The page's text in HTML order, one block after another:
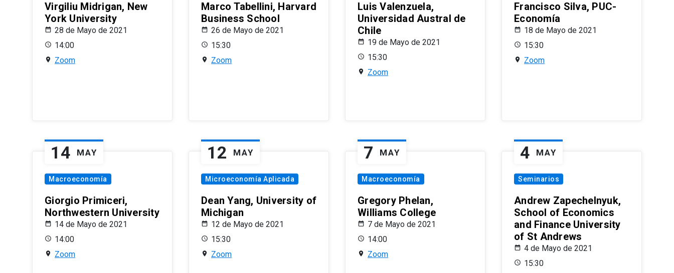
Virgiliu Midrigan, New
York University
28 de Mayo de 2021
14:00
Zoom
Marco Tabellini, Harvard
Business School
26 de Mayo de 2021
15:30
Zoom
Luis Valenzuela,
Universidad Austral de
Chile
19 de Mayo de 2021
15:30
Zoom
Francisco Silva, PUC-
Economía
18 de Mayo de 2021
15:30
Zoom
14 MAY
Macroeconomía
Giorgio Primiceri,
Northwestern University
14 de Mayo de 2021
14:00
Zoom
12 MAY
Microeconomía Aplicada
Dean Yang, University of
Michigan
12 de Mayo de 2021
15:30
Zoom
7 MAY
Macroeconomía
Gregory Phelan,
Williams College
7 de Mayo de 2021
14:00
Zoom
4 MAY
Seminarios
Andrew Zapechelnyuk,
School of Economics
and Finance University
of St Andrews
4 de Mayo de 2021
15:30